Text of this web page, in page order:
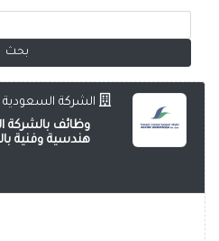
الشركة
وظائف بالشركة
هندسية وفنية